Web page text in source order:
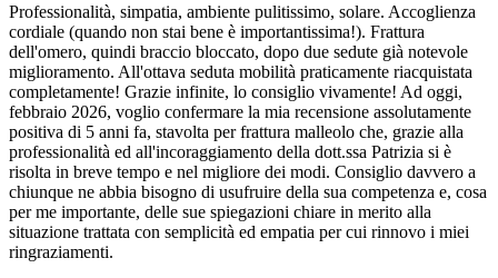
Professionalità, simpatia, ambiente pulitissimo, solare. Accoglienza
cordiale (quando non stai bene è importantissima!). Frattura
dell'omero, quindi braccio bloccato, dopo due sedute già notevole
miglioramento. All'ottava seduta mobilità praticamente riacquistata
completamente! Grazie infinite, lo consiglio vivamente! Ad oggi,
febbraio 2026, voglio confermare la mia recensione assolutamente
positiva di 5 anni fa, stavolta per frattura malleolo che, grazie alla
professionalità ed all'incoraggiamento della dott.ssa Patrizia si è
risolta in breve tempo e nel migliore dei modi. Consiglio davvero a
chiunque ne abbia bisogno di usufruire della sua competenza e, cosa
per me importante, delle sue spiegazioni chiare in merito alla
situazione trattata con semplicità ed empatia per cui rinnovo i miei
ringraziamenti.